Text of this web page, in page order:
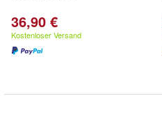
36,90 €
Kostenloser Versand